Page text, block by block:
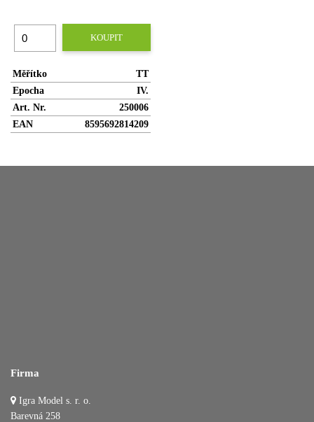
KOUPIT
Měřítko
TT
Epocha
IV.
Art. Nr.
250006
EAN
8595692814209
Firma
Igra Model s. r. o.
Barevná 258